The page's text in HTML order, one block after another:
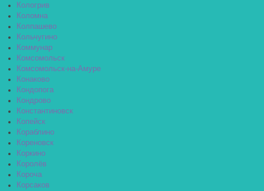
Кологрив
Коломна
Колпашево
Кольчугино
Коммунар
Комсомольск
Комсомольск-на-Амуре
Конаково
Кондопога
Кондрово
Константиновск
Копейск
Кораблино
Кореновск
Коркино
Королёв
Короча
Корсаков